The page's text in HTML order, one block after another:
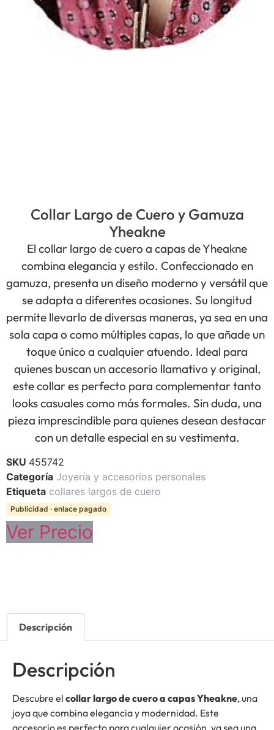
Collar Largo de Cuero y Gamuza
Yheakne
El collar largo de cuero a capas de Yheakne
combina elegancia y estilo. Confeccionado en
gamuza, presenta un diseño moderno y versátil que
se adapta a diferentes ocasiones. Su longitud
permite llevarlo de diversas maneras, ya sea en una
sola capa o como múltiples capas, lo que añade un
toque único a cualquier atuendo. Ideal para
quienes buscan un accesorio llamativo y original,
este collar es perfecto para complementar tanto
looks casuales como más formales. Sin duda, una
pieza imprescindible para quienes desean destacar
con un detalle especial en su vestimenta.
SKU 455742
Categoría Joyería y accesorios personales
Etiqueta collares largos de cuero
Publicidad · enlace pagado
Ver Precio
Descripción
Descripción
Descubre el collar largo de cuero a capas Yheakne, una
joya que combina elegancia y modernidad. Este
accesorio es perfecto para cualquier ocasión, ya sea una